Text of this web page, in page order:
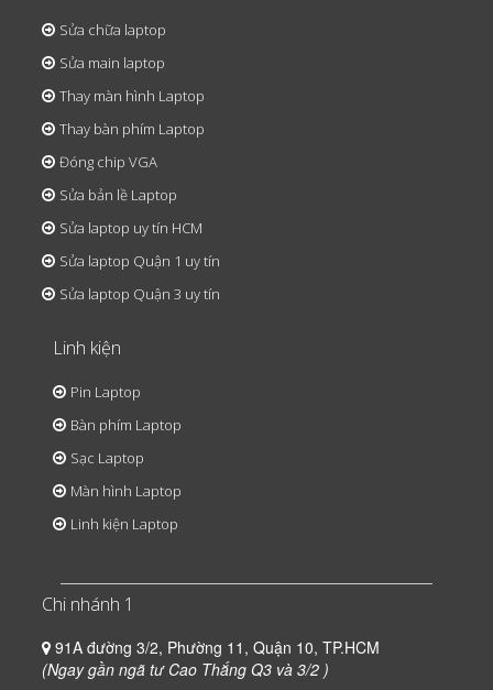
Sửa chữa laptop
Sửa main laptop
Thay màn hình Laptop
Thay bàn phím Laptop
Đóng chip VGA
Sửa bản lề Laptop
Sửa laptop uy tín HCM
Sửa laptop Quận 1 uy tín
Sửa laptop Quận 3 uy tín
Linh kiện
Pin Laptop
Bàn phím Laptop
Sạc Laptop
Màn hình Laptop
Linh kiện Laptop
Chi nhánh 1
91A đường 3/2, Phường 11, Quận 10, TP.HCM
(Ngay gần ngã tư Cao Thắng Q3 và 3/2 )